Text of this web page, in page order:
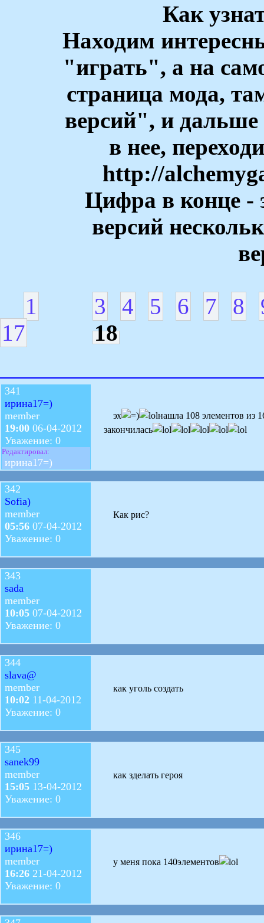
Как
Находим
"играть", а на
страница мода,
версий", и
в нее,
http://
Цифра в конце -
версий
1 3 4 5 6 7 8
17
18
341
ирина17=)
member
19:00 06-04-2012
Уважение: 0
Редактировал:
ирина17=)
эх
нашла 108 элементов из
закончилась
342
Sofia)
member
05:56 07-04-2012
Уважение: 0
Как рис?
343
sada
member
10:05 07-04-2012
Уважение: 0
344
slava@
member
10:02 11-04-2012
Уважение: 0
как уголь создать
345
sanek99
member
15:05 13-04-2012
Уважение: 0
как зделать героя
346
ирина17=)
member
16:26 21-04-2012
Уважение: 0
у меня пока 140элементов